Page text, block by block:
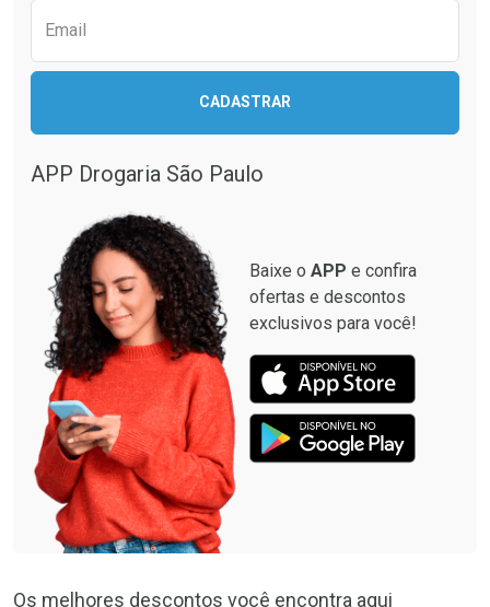
Email
CADASTRAR
APP Drogaria São Paulo
Baixe o APP e confira
ofertas e descontos
exclusivos para você!
Os melhores descontos você encontra aqui